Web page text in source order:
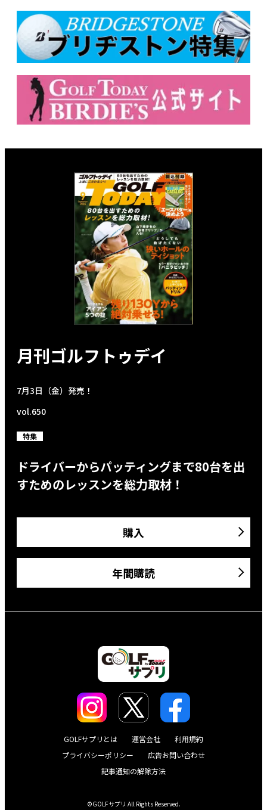
月刊ゴルフトゥデイ
7月3日（金）発売！
vol.650
特集
ドライバーからパッティングまで80台を出
すためのレッスンを総力取材！
購入
年間購読
GOLFサプリとは 運営会社
利用規約
プライバシーポリシー
広告お問い合わせ
記事通知の解除方法
©GOLFサプリ All Rights Reserved.